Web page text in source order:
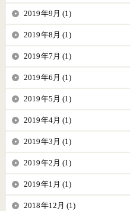
2019年9月 (1)
2019年8月 (1)
2019年7月 (1)
2019年6月 (1)
2019年5月 (1)
2019年4月 (1)
2019年3月 (1)
2019年2月 (1)
2019年1月 (1)
2018年12月 (1)